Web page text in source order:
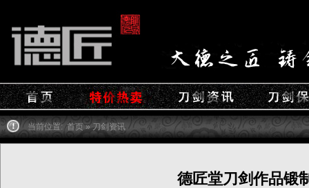
当前位置: 首页»刀剑资讯
德匠堂刀剑作品锻